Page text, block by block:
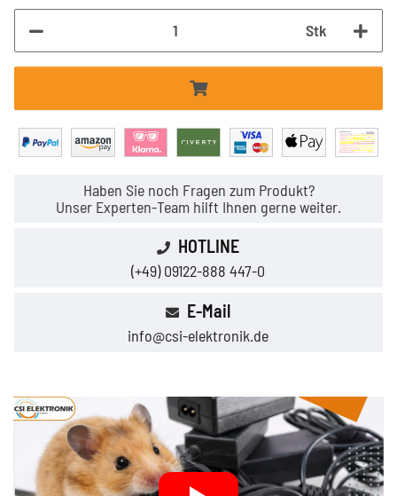
Stk
Haben Sie noch Fragen zum Produkt?
Unser Experten-Team hilft Ihnen gerne weiter.
HOTLINE
(+49) 09122-888 447-0
E-Mail
info@csi-elektronik.de